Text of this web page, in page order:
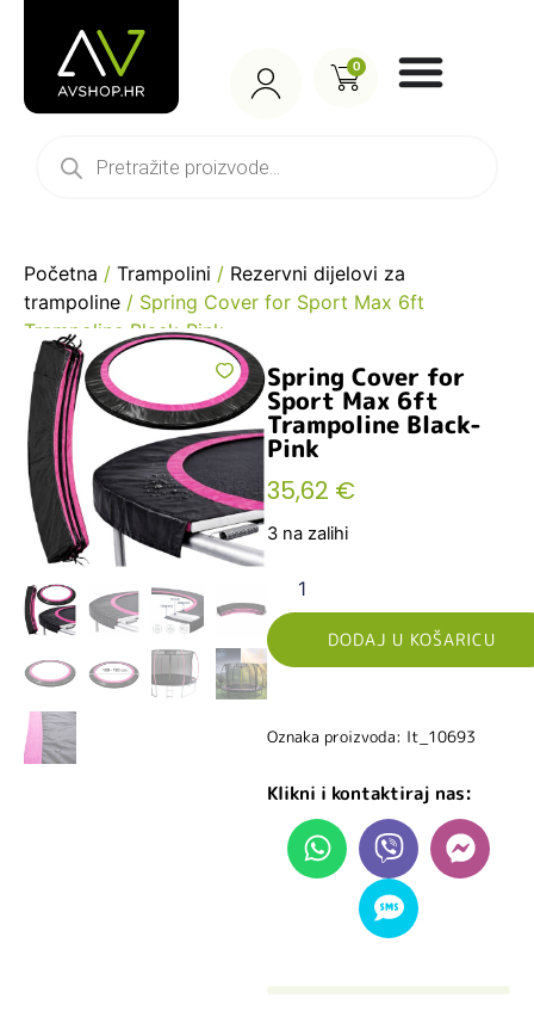
0
Početna / Trampolini / Rezervni dijelovi za
trampoline / Spring Cover for Sport Max 6ft
Trampoline Black-Pink
Spring Cover for
Sport Max 6ft
Trampoline Black-
Pink
35,62 €
3 na zalihi
DODAJ U KOŠARICU
Oznaka proizvoda: lt_10693
Klikni i kontaktiraj nas: